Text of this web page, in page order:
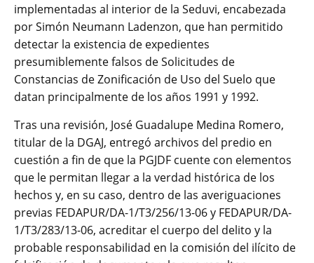
implementadas al interior de la Seduvi, encabezada
por Simón Neumann Ladenzon, que han permitido
detectar la existencia de expedientes
presumiblemente falsos de Solicitudes de
Constancias de Zonificación de Uso del Suelo que
datan principalmente de los años 1991 y 1992.
Tras una revisión, José Guadalupe Medina Romero,
titular de la DGAJ, entregó archivos del predio en
cuestión a fin de que la PGJDF cuente con elementos
que le permitan llegar a la verdad histórica de los
hechos y, en su caso, dentro de las averiguaciones
previas FEDAPUR/DA-1/T3/256/13-06 y FEDAPUR/DA-
1/T3/283/13-06, acreditar el cuerpo del delito y la
probable responsabilidad en la comisión del ilícito de